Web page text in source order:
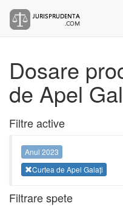
Dosare
de Apel
Filtre active
Anul 2023
Curtea de Apel Galați
Filtrare spete